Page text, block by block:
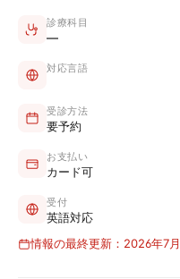
診療科目
—
対応言語
受診方法
要予約
お支払い
カード可
受付
英語対応
情報の最終更新：2026年7月